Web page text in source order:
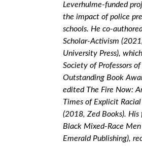
Leverhulme-funded
the impact of police
schools. He co-
Scholar-Activism
University Press),
Society of Professors
Outstanding Book
edited The Fire Now:
Times of Explicit
(2018, Zed Books). His
Black Mixed-Race
Emerald Publishing),